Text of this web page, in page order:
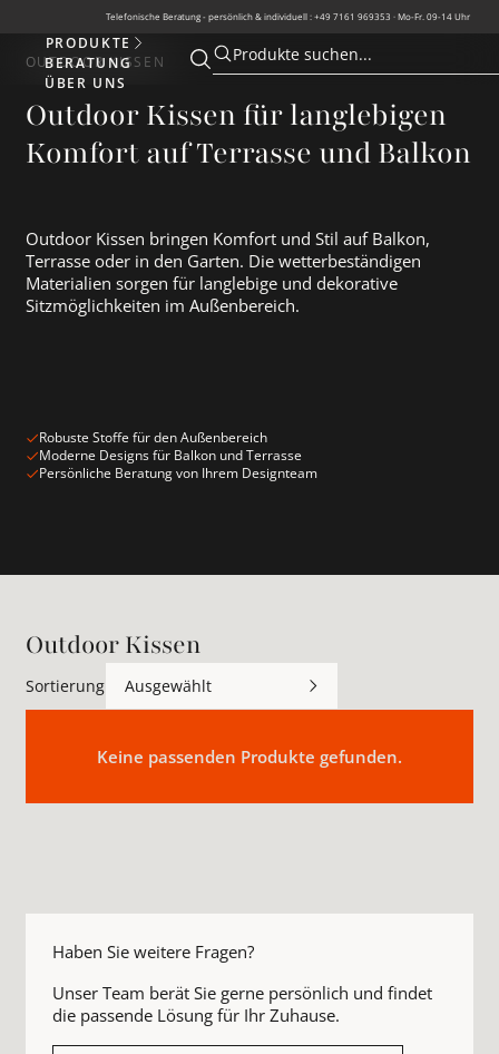
Telefonische Beratung - persönlich & individuell : +49 7161 969353 · Mo-Fr. 09-14 Uhr
Produkte
PRODUKTE
BERATUNG
ÜBER UNS
Suche öffnen
Suche öffnen
Produkte suchen...
OUTDOOR KISSEN
Outdoor Kissen für langlebigen
Komfort auf Terrasse und Balkon
Outdoor Kissen bringen Komfort und Stil auf Balkon,
Terrasse oder in den Garten. Die wetterbeständigen
Materialien sorgen für langlebige und dekorative
Sitzmöglichkeiten im Außenbereich.
Robuste Stoffe für den Außenbereich
Moderne Designs für Balkon und Terrasse
Persönliche Beratung von Ihrem Designteam
Outdoor Kissen
Sortierung Ausgewählt
Keine passenden Produkte gefunden.
Haben Sie weitere Fragen?
Unser Team berät Sie gerne persönlich und findet
die passende Lösung für Ihr Zuhause.